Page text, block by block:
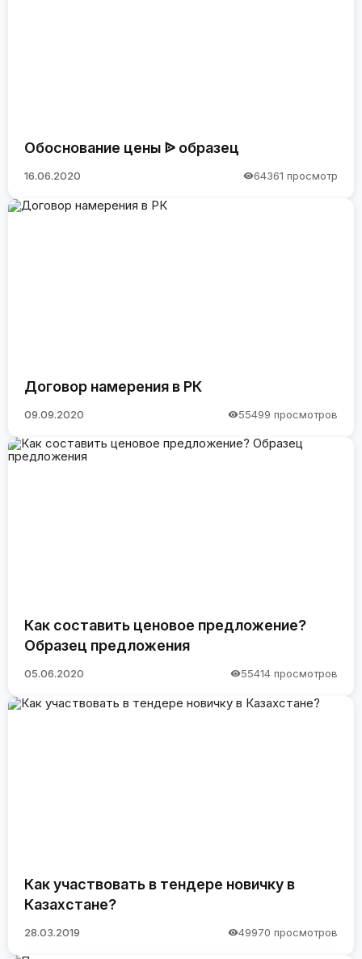
Обоснование цены ᐉ образец
16.06.2020 64361 просмотр
Договор намерения в РК
09.09.2020 55499 просмотров
Как составить ценовое предложение?
Образец предложения
05.06.2020 55414 просмотров
Как участвовать в тендере новичку в
Казахстане?
28.03.2019 49970 просмотров